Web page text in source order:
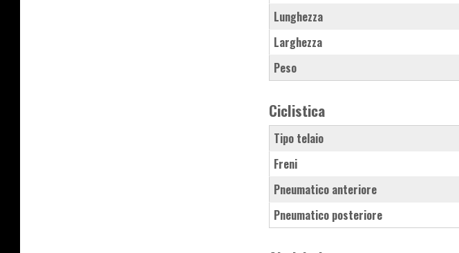
Lunghezza
Larghezza
Peso
Ciclistica
Tipo telaio
Freni
Pneumatico anteriore
Pneumatico posteriore